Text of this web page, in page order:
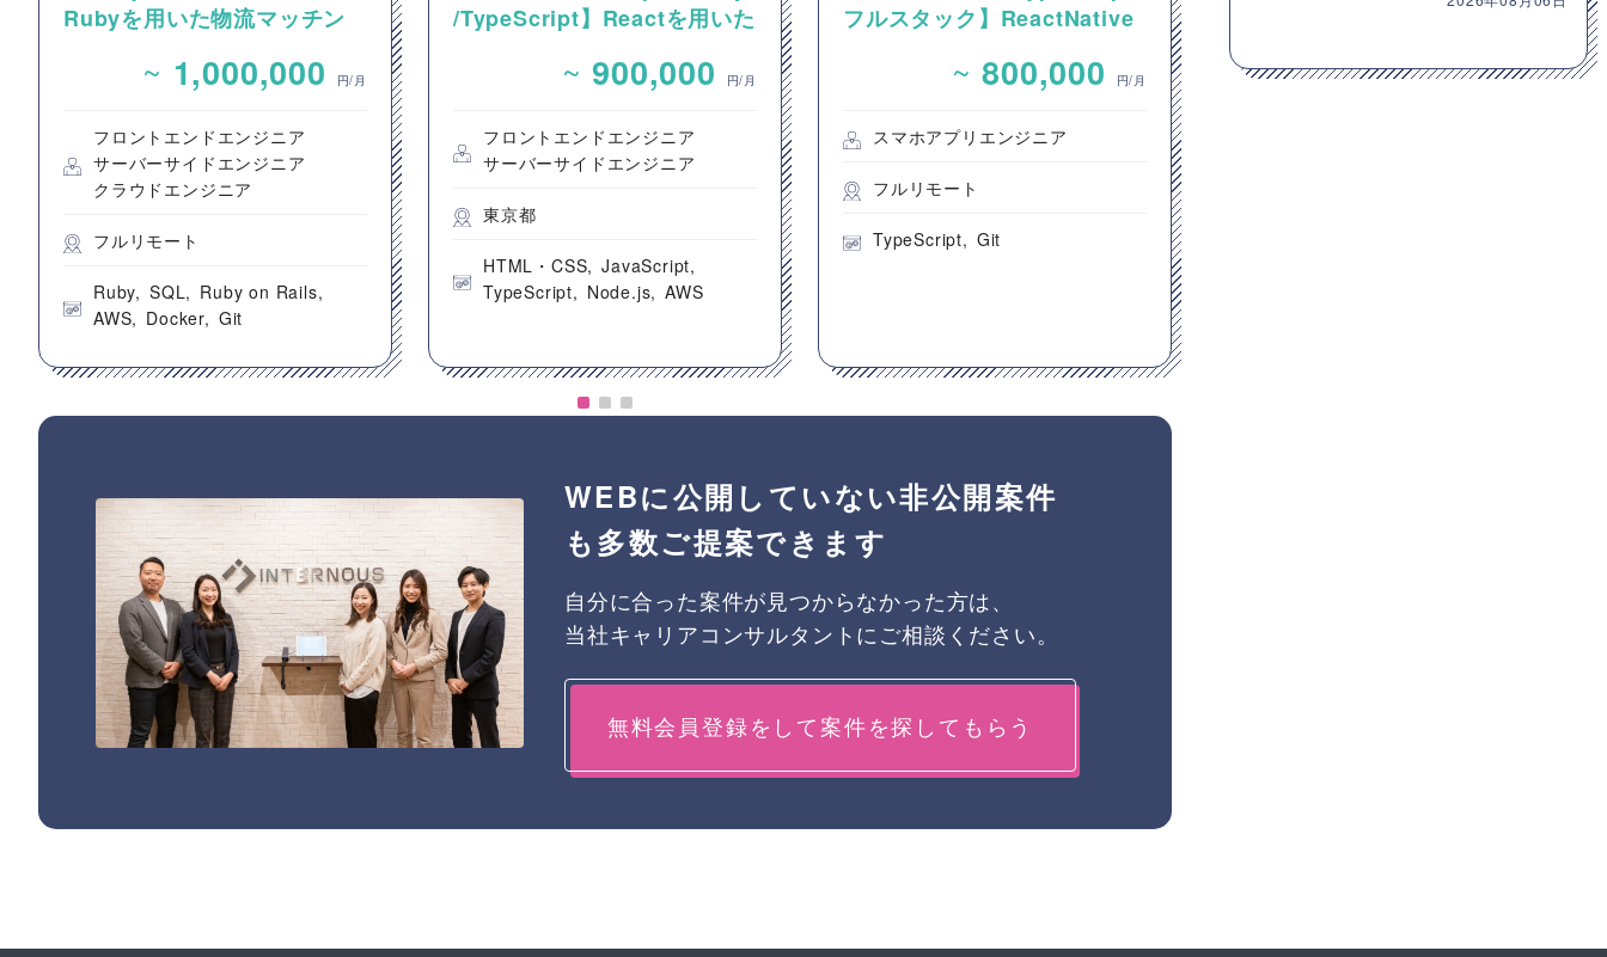
Rubyを用いた物流マッチン
エンドエンジニア募集
~ 1,000,000 円/月
フロントエンドエンジニア
サーバーサイドエンジニア
クラウドエンジニア
フルリモート
Ruby SQL
Ruby on Rails
AWS
Docker Git
/TypeScript】Reactを用いた
のフロントエンド開発案件
~ 900,000 円/月
フロントエンドエンジニア
サーバーサイドエンジニア
東京都
HTML・CSS
JavaScript
TypeScript
Node.js AWS
フルスタック】ReactNative
~ 800,000 円/月
スマホアプリエンジニア
フルリモート
TypeScript Git
Sales Cloud活用に向けた要
発支援
~ 800,000円/月
WEBに公開していない非公開案件
も多数ご提案できます
自分に合った案件が見つからなかった方は、
当社キャリアコンサルタントにご相談ください。
無料会員登録をして案件を探してもらう